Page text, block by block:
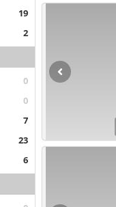
19
2
0
0
7
23
6